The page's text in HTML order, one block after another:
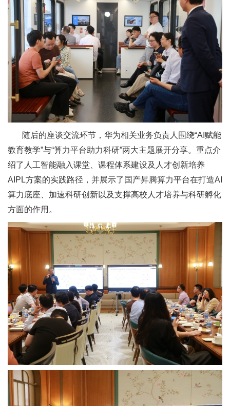
随后的座谈交流环节，华为相关业务负责人围绕“AI赋能
教育教学”与“算力平台助力科研”两大主题展开分享。重点介
绍了人工智能融入课堂、课程体系建设及人才创新培养
AIPL方案的实践路径，并展示了国产昇腾算力平台在打造AI
算力底座、加速科研创新以及支撑高校人才培养与科研孵化
方面的作用。